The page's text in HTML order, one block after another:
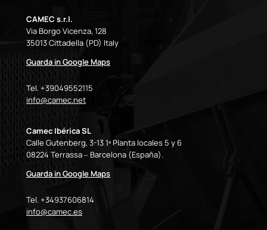
CAMEC s.r.l.
Via Borgo Vicenza, 128
35013 Cittadella (PD) Italy
Guarda in Google Maps
Tel. +39049552115
info@camec.net
Camec Ibérica SL
Calle Gutenberg, 3-13 1ª Planta locales 5 y 6
08224 Terrassa – Barcelona (España).
Guarda in Google Maps
Tel. +34937606814
info@camec.es